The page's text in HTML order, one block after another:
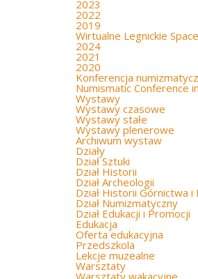
2023
2022
2019
Wirtualne Legnickie
2024
2021
2020
Konferencja
Numismatic Conference
Wystawy
Wystawy czasowe
Wystawy stałe
Wystawy plenerowe
Archiwum wystaw
Działy
Dział Sztuki
Dział Historii
Dział Archeologii
Dział Historii Górnictwa
Dział Numizmatyczny
Dział Edukacji i Promocji
Edukacja
Oferta edukacyjna
Przedszkola
Lekcje muzealne
Warsztaty
Warsztaty wakacyjne